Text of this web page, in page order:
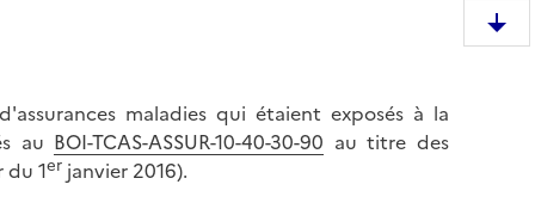
maladies qui étaient exposés à la
au BOI-TCAS-ASSUR-10-40-30-90 au titre des
du 1er janvier 2016).
e
m
D